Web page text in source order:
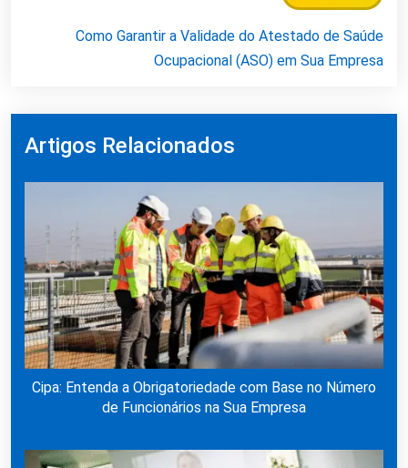
Como Garantir a Validade do Atestado de Saúde
Ocupacional (ASO) em Sua Empresa
Artigos Relacionados
Cipa: Entenda a Obrigatoriedade com Base no Número
de Funcionários na Sua Empresa